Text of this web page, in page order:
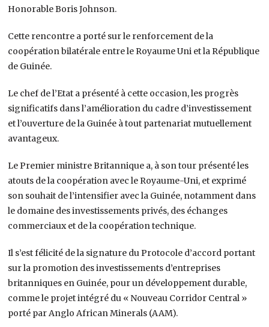
Honorable Boris Johnson.
Cette rencontre a porté sur le renforcement de la
coopération bilatérale entre le Royaume Uni et la République
de Guinée.
Le chef de l’Etat a présenté à cette occasion, les progrès
significatifs dans l’amélioration du cadre d’investissement
et l’ouverture de la Guinée à tout partenariat mutuellement
avantageux.
Le Premier ministre Britannique a, à son tour présenté les
atouts de la coopération avec le Royaume-Uni, et exprimé
son souhait de l’intensifier avec la Guinée, notamment dans
le domaine des investissements privés, des échanges
commerciaux et de la coopération technique.
Il s’est félicité de la signature du Protocole d’accord portant
sur la promotion des investissements d’entreprises
britanniques en Guinée, pour un développement durable,
comme le projet intégré du « Nouveau Corridor Central »
porté par Anglo African Minerals (AAM).